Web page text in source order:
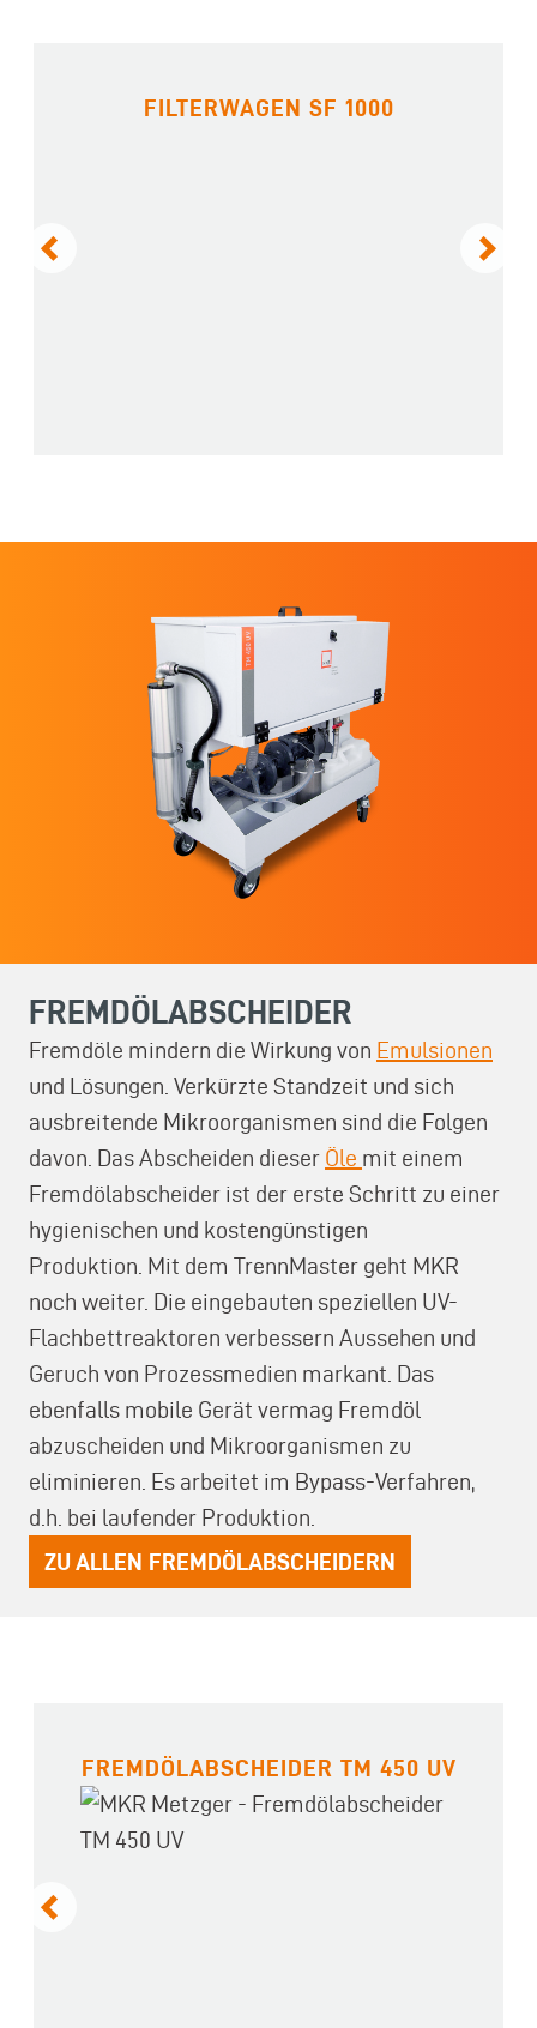
FILTERWAGEN SF 1000
FREMDÖLABSCHEIDER
Fremdöle mindern die Wirkung von Emulsionen
und Lösungen. Verkürzte Standzeit und sich
ausbreitende Mikroorganismen sind die Folgen
davon. Das Abscheiden dieser Öle mit einem
Fremdölabscheider ist der erste Schritt zu einer
hygienischen und kostengünstigen
Produktion. Mit dem TrennMaster geht MKR
noch weiter. Die eingebauten speziellen UV-
Flachbettreaktoren verbessern Aussehen und
Geruch von Prozessmedien markant. Das
ebenfalls mobile Gerät vermag Fremdöl
abzuscheiden und Mikroorganismen zu
eliminieren. Es arbeitet im Bypass-Verfahren,
d.h. bei laufender Produktion.
ZU ALLEN FREMDÖLABSCHEIDERN
FREMDÖLABSCHEIDER TM 450 UV